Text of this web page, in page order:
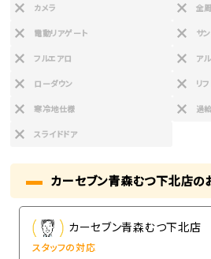
カメラ 全
電動リアゲート サ
フルエアロ ア
ローダウン リ
寒冷地仕様 過
スライドドア
カーセブン青森むつ下北店の
カーセブン青森むつ下北店
スタッフの対応